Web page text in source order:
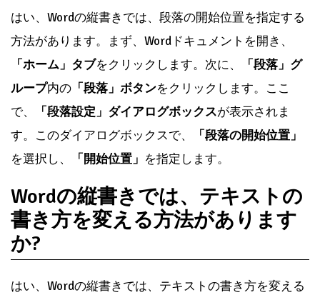
はい、Wordの縦書きでは、段落の開始位置を指定する
方法があります。まず、Wordドキュメントを開き、
「ホーム」タブをクリックします。次に、
「段落」グ
ループ内の 「段落」ボタンをクリックします。ここ
で、
「段落設定」ダイアログボックスが表示されま
す。このダイアログボックスで、
「段落の開始位置」
を選択し、
「開始位置」 を指定します。
Wordの縦書きでは、テキストの
書き方を変える方法があります
か?
はい、Wordの縦書きでは、テキストの書き方を変える